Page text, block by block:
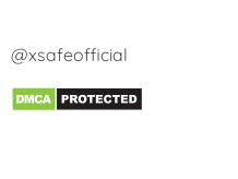
@xsafeofficial